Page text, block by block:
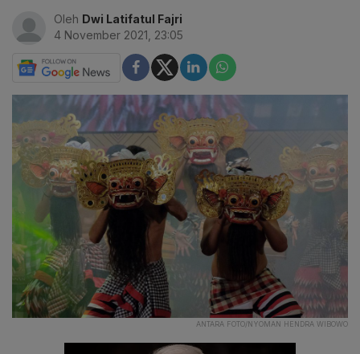
Oleh Dwi Latifatul Fajri
4 November 2021, 23:05
ANTARA FOTO/NYOMAN HENDRA WIBOWO